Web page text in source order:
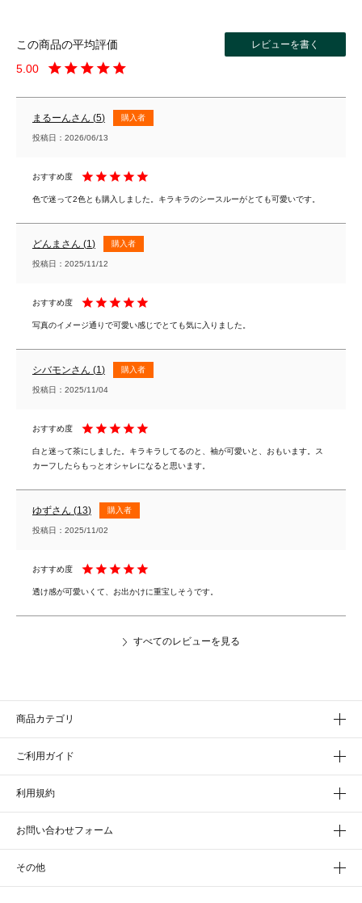
5.00
まるーん 5 購入者
投稿日 2026/06/13
色で迷って2色とも購入しました。キラキラのシースルーがとても可愛いです。
どんま 1 購入者
投稿日 2025/11/12
写真のイメージ通りで可愛い感じでとても気に入りました。
シバモン 1 購入者
投稿日 2025/11/04
白と迷って茶にしました。キラキラしてるのと、袖が可愛いと、おもいます。ス
カーフしたらもっとオシャレになると思います。
ゆず 13 購入者
投稿日 2025/11/02
透け感が可愛いくて、お出かけに重宝しそうです。
すべてのレビューを見る
レビューを書く
商品カテゴリ
ご利用ガイド
利用規約
お問い合わせフォーム
その他